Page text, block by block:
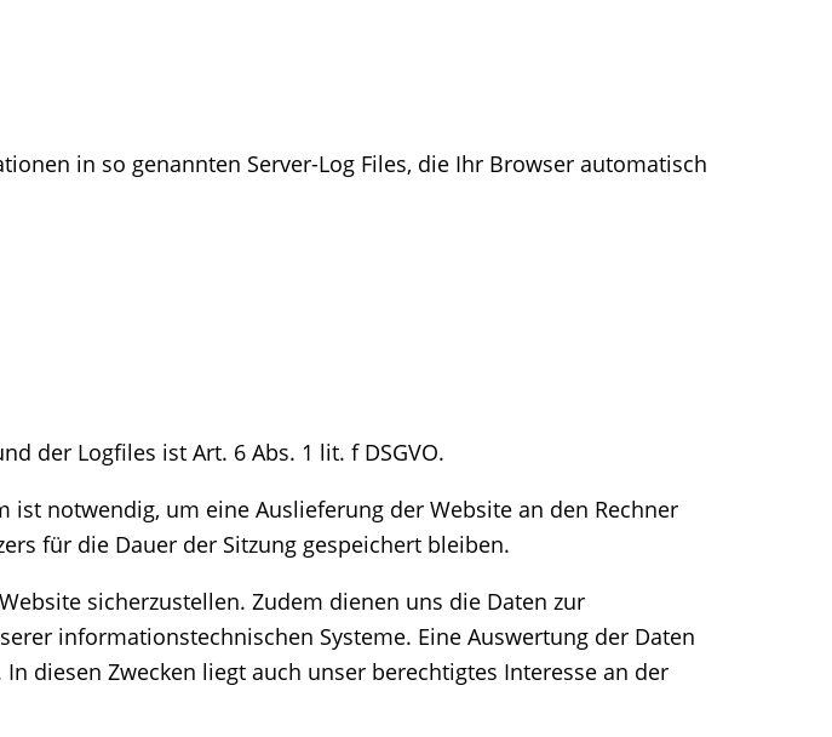
in so genannten Server-Log Files, die Ihr Browser automatisch
der Logfiles ist Art. 6 Abs. 1 lit. f DSGVO.
ist notwendig, um eine Auslieferung der Website an den Rechner
für die Dauer der Sitzung gespeichert bleiben.
sicherzustellen. Zudem dienen uns die Daten zur
informationstechnischen Systeme. Eine Auswertung der Daten
diesen Zwecken liegt auch unser berechtigtes Interesse an der